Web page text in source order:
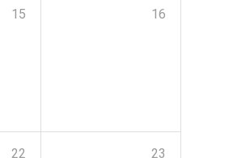
15 16
22 23